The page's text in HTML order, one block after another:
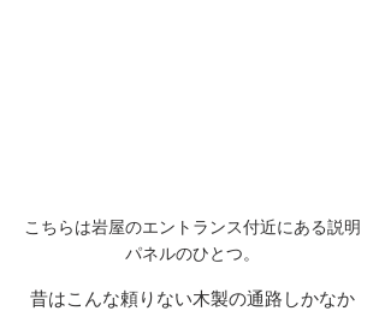
こちらは岩屋のエントランス付近にある説明
パネルのひとつ。
昔はこんな頼りない木製の通路しかなか